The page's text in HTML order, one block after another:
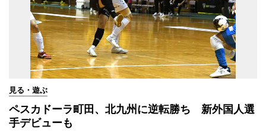
見る・遊ぶ
ペスカドーラ町田、北九州に逆転勝ち 新外国人選
手デビューも